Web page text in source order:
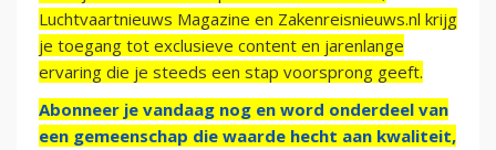
Luchtvaartnieuws Magazine en Zakenreisnieuws.nl krijg
je toegang tot exclusieve content en jarenlange
ervaring die je steeds een stap voorsprong geeft.
Abonneer je vandaag nog en word onderdeel van
een gemeenschap die waarde hecht aan kwaliteit,